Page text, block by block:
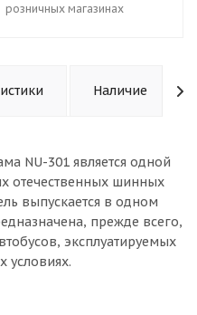
розничных магазинах
Наличие
NU-301 является одной
отечественных шинных
выпускается в одном
прежде всего,
эксплуатируемых
условиях.